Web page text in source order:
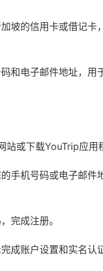
坡的信用卡或借记卡
和电子邮件地址，用
站或下载YouTrip应用
手机号码或电子邮件
完成注册。
成账户设置和实名认证